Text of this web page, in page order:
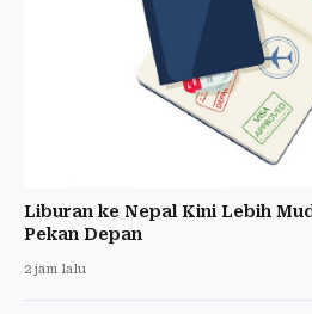
Liburan ke Nepal Kini Lebih
Pekan Depan
2 jam lalu